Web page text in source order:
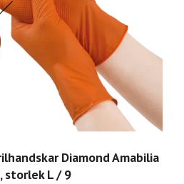
Diamond Amabilia
storlek L / 9